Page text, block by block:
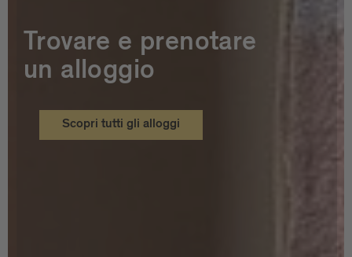
Trovare e prenotare
un alloggio
Scopri tutti gli alloggi